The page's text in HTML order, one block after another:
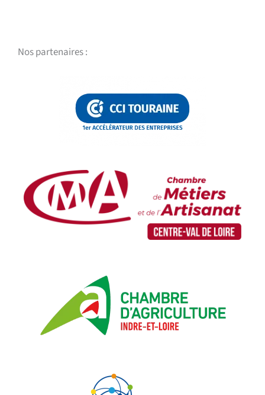
Nos partenaires :